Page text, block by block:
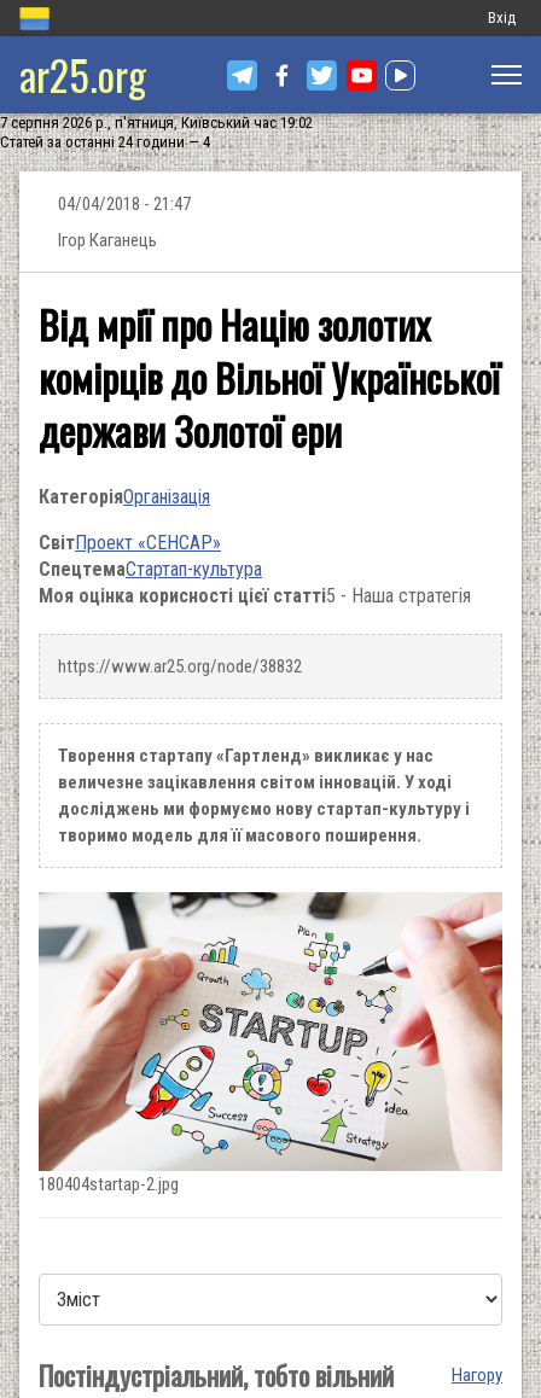
Меню
запису
Вхід
ar25.org
7 серпня 2026 р., п'ятниця, Київський час 19:02
Статей за останні 24 години — 4
04/04/2018 - 21:47
Ігор Каганець
Від мрії про Націю золотих
комірців до Вільної Української
держави Золотої ери
КатегоріяОрганізація
СвітПроект «СЕНСАР»
СпецтемаСтартап-культура
Моя оцінка корисності цієї статті5 - Наша стратегія
https://www.ar25.org/node/38832
Творення стартапу «Гартленд» викликає у нас
величезне зацікавлення світом інновацій. У ході
досліджень ми формуємо нову стартап-культуру і
творимо модель для її масового поширення.
180404startap-2.jpg
Нагору
Постіндустріальний, тобто вільний